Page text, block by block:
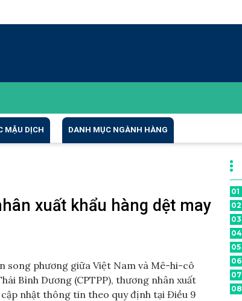
MẬU DỊCH DANH MỤC NGÀNH HÀNG
xuất khẩu hàng dệt may
song phương giữa Việt Nam và Mê-hi-cô
Bình Dương (CPTPP), thương nhân xuất
nhật thông tin theo quy định tại Điều 9
01
02
03
04
05
06
07
08